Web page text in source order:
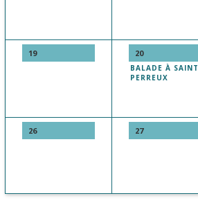
19 20
BALADE À SAINT
PERREUX
26 27